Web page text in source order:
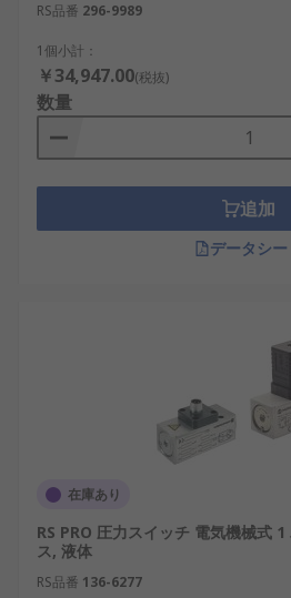
RS品番 296-9989
1個小計：
￥34,947.00(税抜)
数量
追加
データシー
在庫あり
RS PRO 圧力スイッチ 電気機械式
ス, 液体
RS品番 136-6277